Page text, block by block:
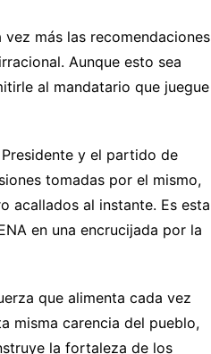
más las recomendaciones
Aunque esto sea
al mandatario que juegue
y el partido de
tomadas por el mismo,
acallados al instante. Es esta
en una encrucijada por la
que alimenta cada vez
misma carencia del pueblo,
la fortaleza de los